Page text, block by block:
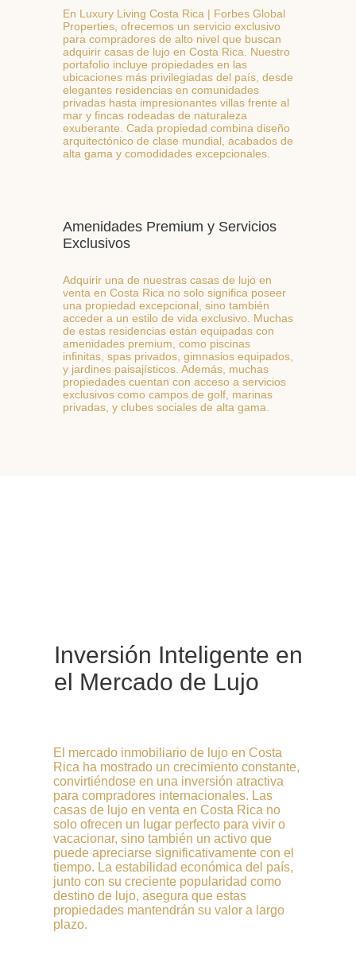
En Luxury Living Costa Rica | Forbes Global
Properties, ofrecemos un servicio exclusivo
para compradores de alto nivel que buscan
adquirir casas de lujo en Costa Rica. Nuestro
portafolio incluye propiedades en las
ubicaciones más privilegiadas del país, desde
elegantes residencias en comunidades
privadas hasta impresionantes villas frente al
mar y fincas rodeadas de naturaleza
exuberante. Cada propiedad combina diseño
arquitectónico de clase mundial, acabados de
alta gama y comodidades excepcionales.
Adquirir una de nuestras casas de lujo en
venta en Costa Rica no solo significa poseer
una propiedad excepcional, sino también
acceder a un estilo de vida exclusivo. Muchas
de estas residencias están equipadas con
amenidades premium, como piscinas
infinitas, spas privados, gimnasios equipados,
y jardines paisajísticos. Además, muchas
propiedades cuentan con acceso a servicios
exclusivos como campos de golf, marinas
privadas, y clubes sociales de alta gama.
Amenidades Premium y Servicios
Exclusivos
Inversión Inteligente en
el Mercado de Lujo
El mercado inmobiliario de lujo en Costa
Rica ha mostrado un crecimiento constante,
convirtiéndose en una inversión atractiva
para compradores internacionales. Las
casas de lujo en venta en Costa Rica no
solo ofrecen un lugar perfecto para vivir o
vacacionar, sino también un activo que
puede apreciarse significativamente con el
tiempo. La estabilidad económica del país,
junto con su creciente popularidad como
destino de lujo, asegura que estas
propiedades mantendrán su valor a largo
plazo.